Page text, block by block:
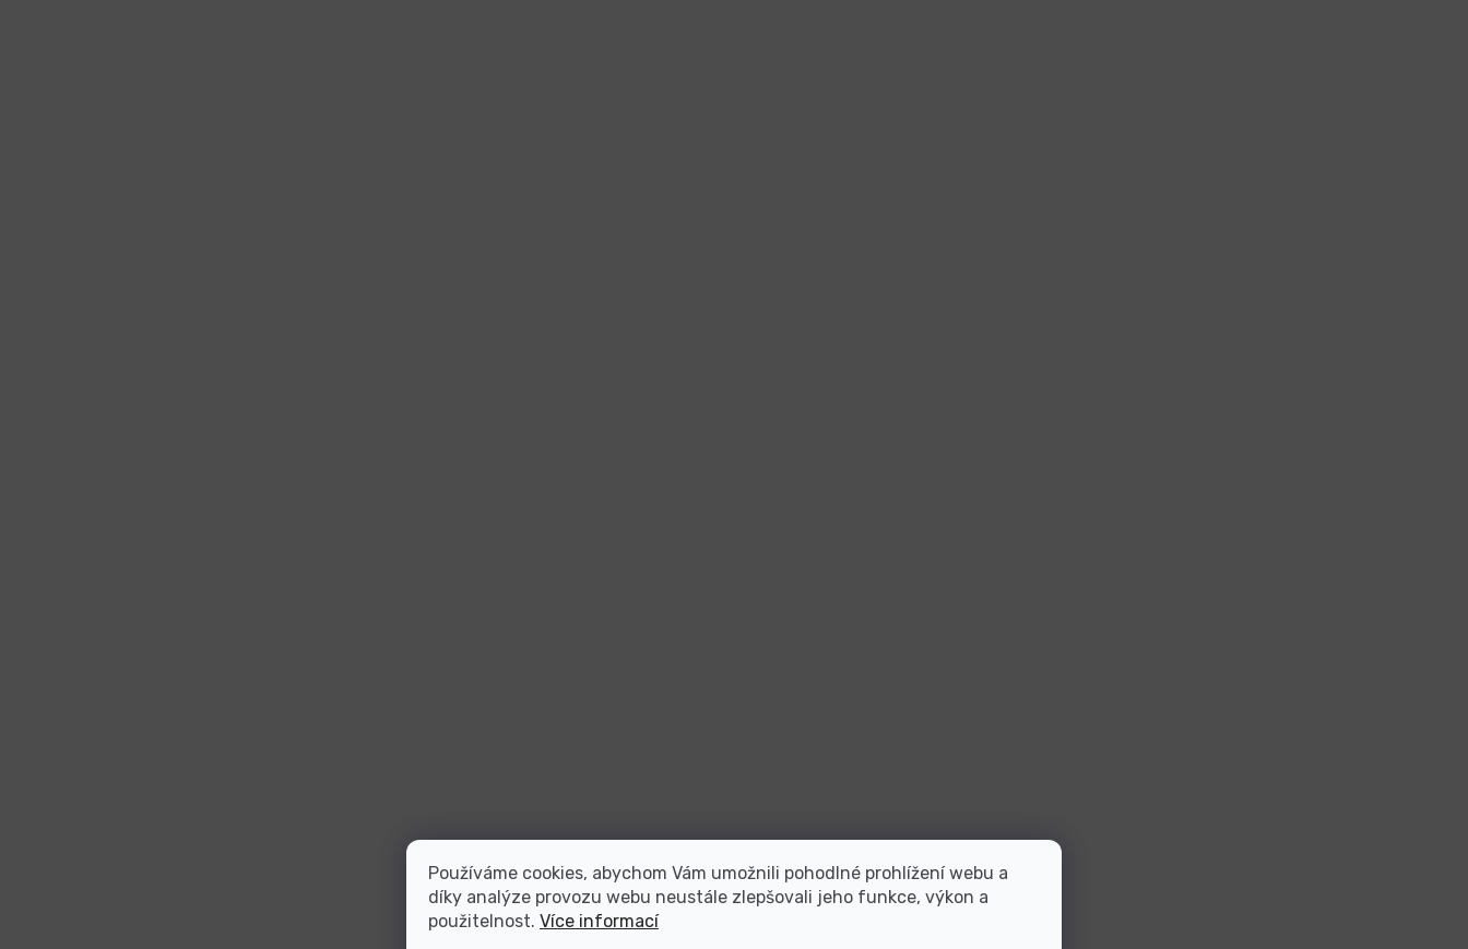
Používáme cookies, abychom Vám umožnili pohodlné prohlížení webu a
díky analýze provozu webu neustále zlepšovali jeho funkce, výkon a
použitelnost. Více informací